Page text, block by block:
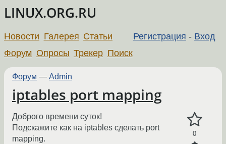
LINUX.ORG.RU
Регистрация - Вход
Новости Галерея Статьи
Форум Опросы Трекер Поиск
Форум — Admin
iptables port mapping
0
Доброго времени суток!
Подскажите как на iptables сделать port
mapping.